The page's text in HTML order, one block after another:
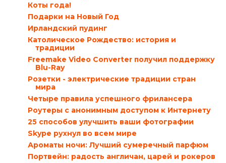
Коты года!
Подарки на Новый Год
Ирландский пудинг
Католическое Рождество: история и
традиции
Freemake Video Converter получил поддержку
Blu-Ray
Розетки - электрические традиции стран
мира
Четыре правила успешного фрилансера
Роутеры с анонимным доступом к Интернету
25 способов улучшить ваши фотографии
Skype рухнул во всем мире
Ароматы ночи: Лучший сумеречный парфюм
Портвейн: радость англичан, царей и рокеров